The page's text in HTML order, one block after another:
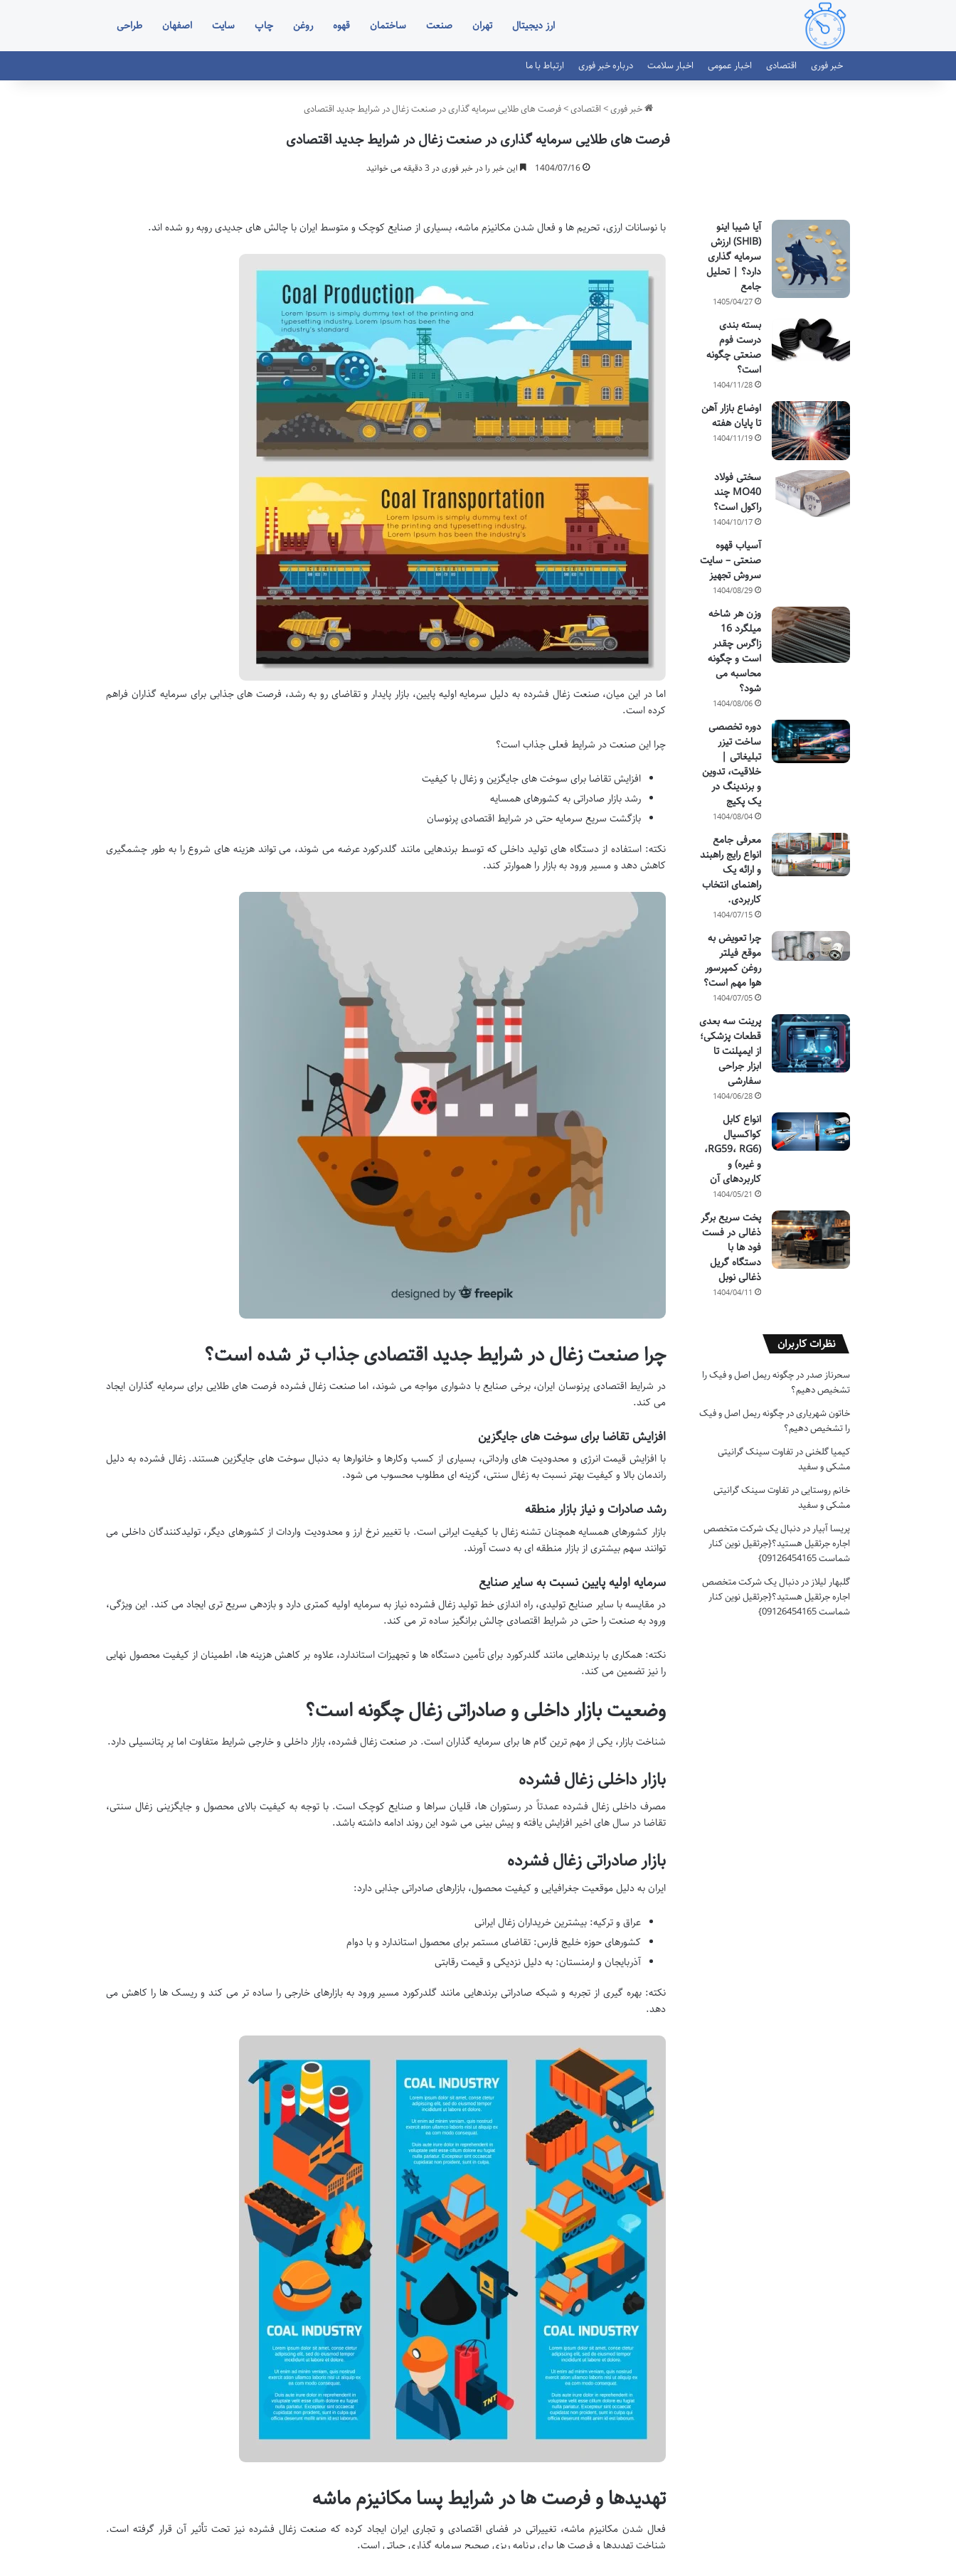
ارز دیجیتال تهران صنعت ساختمان قهوه روغن چاپ سایت اصفهان طراحی
خبر فوری اقتصادی اخبار عمومی اخبار سلامت درباره خبر فوری ارتباط با ما
خبر فوری> اقتصادی>فرصت های طلایی سرمایه گذاری در صنعت زغال در شرایط جدید اقتصادی
فرصت های طلایی سرمایه گذاری در صنعت زغال در شرایط جدید اقتصادی
1404/07/16 این خبر را در خبر فوری در 3 دقیقه می خوانید
با نوسانات ارزی، تحریم ها و فعال شدن مکانیزم ماشه، بسیاری از صنایع کوچک و متوسط ایران با چالش های جدیدی روبه رو شده اند.
اما در این میان، صنعت زغال فشرده به دلیل سرمایه اولیه پایین، بازار پایدار و تقاضای رو به رشد، فرصت های جذابی برای سرمایه گذاران فراهم
کرده است.
چرا این صنعت در شرایط فعلی جذاب است؟
افزایش تقاضا برای سوخت های جایگزین و زغال با کیفیت
رشد بازار صادراتی به کشورهای همسایه
بازگشت سریع سرمایه حتی در شرایط اقتصادی پرنوسان
نکته: استفاده از دستگاه های تولید داخلی که توسط برندهایی مانند گلدرکورد عرضه می شوند، می تواند هزینه های شروع را به طور چشمگیری
کاهش دهد و مسیر ورود به بازار را هموارتر کند.
چرا صنعت زغال در شرایط جدید اقتصادی جذاب تر شده است؟
در شرایط اقتصادی پرنوسان ایران، برخی صنایع با دشواری مواجه می شوند، اما صنعت زغال فشرده فرصت های طلایی برای سرمایه گذاران ایجاد
می کند.
افزایش تقاضا برای سوخت های جایگزین
با افزایش قیمت انرژی و محدودیت های وارداتی، بسیاری از کسب وکارها و خانوارها به دنبال سوخت های جایگزین هستند. زغال فشرده به دلیل
راندمان بالا و کیفیت بهتر نسبت به زغال سنتی، گزینه ای مطلوب محسوب می شود.
رشد صادرات و نیاز بازار منطقه
بازار کشورهای همسایه همچنان تشنه زغال با کیفیت ایرانی است. با تغییر نرخ ارز و محدودیت واردات از کشورهای دیگر، تولیدکنندگان داخلی می
توانند سهم بیشتری از بازار منطقه ای به دست آورند.
سرمایه اولیه پایین نسبت به سایر صنایع
در مقایسه با سایر صنایع تولیدی، راه اندازی خط تولید زغال فشرده نیاز به سرمایه اولیه کمتری دارد و بازدهی سریع تری ایجاد می کند. این ویژگی،
ورود به صنعت را حتی در شرایط اقتصادی چالش برانگیز ساده تر می کند.
نکته: همکاری با برندهایی مانند گلدرکورد برای تأمین دستگاه ها و تجهیزات استاندارد، علاوه بر کاهش هزینه ها، اطمینان از کیفیت محصول نهایی
را نیز تضمین می کند.
وضعیت بازار داخلی و صادراتی زغال چگونه است؟
شناخت بازار، یکی از مهم ترین گام ها برای سرمایه گذاران است. در صنعت زغال فشرده، بازار داخلی و خارجی شرایط متفاوت اما پر پتانسیلی دارد.
بازار داخلی زغال فشرده
مصرف داخلی زغال فشرده عمدتاً در رستوران ها، قلیان سراها و صنایع کوچک است. با توجه به کیفیت بالای محصول و جایگزینی زغال سنتی،
تقاضا در سال های اخیر افزایش یافته و پیش بینی می شود این روند ادامه داشته باشد.
بازار صادراتی زغال فشرده
ایران به دلیل موقعیت جغرافیایی و کیفیت محصول، بازارهای صادراتی جذابی دارد:
عراق و ترکیه: بیشترین خریداران زغال ایرانی
کشورهای حوزه خلیج فارس: تقاضای مستمر برای محصول استاندارد و با دوام
آذربایجان و ارمنستان: به دلیل نزدیکی و قیمت رقابتی
نکته: بهره گیری از تجربه و شبکه صادراتی برندهایی مانند گلدرکورد مسیر ورود به بازارهای خارجی را ساده تر می کند و ریسک ها را کاهش می
دهد.
تهدیدها و فرصت ها در شرایط پسا مکانیزم ماشه
فعال شدن مکانیزم ماشه، تغییراتی در فضای اقتصادی و تجاری ایران ایجاد کرده که صنعت زغال فشرده نیز تحت تأثیر آن قرار گرفته است.
شناخت تهدیدها و فرصت ها برای برنامه ریزی صحیح سرمایه گذاری حیاتی است.
آیا شیبا اینو
(SHIB) ارزش
سرمایه گذاری
دارد؟ | تحلیل
جامع
1405/04/27
بسته بندی
درست فوم
صنعتی چگونه
است؟
1404/11/28
اوضاع بازار آهن
تا پایان هفته
1404/11/19
سختی فولاد
MO40 چند
راکول است؟
1404/10/17
آسیاب قهوه
صنعتی – سایت
سروش تجهیز
1404/08/29
وزن هر شاخه
میلگرد 16
زاگرس چقدر
است و چگونه
محاسبه می
شود؟
1404/08/06
دوره تخصصی
ساخت تیزر
تبلیغاتی |
خلاقیت، تدوین
و برندینگ در
یک پکیج
1404/08/04
معرفی جامع
انواع رایج راهبند
و ارائه یک
راهنمای انتخاب
کاربردی.
1404/07/15
چرا تعویض به
موقع فیلتر
روغن کمپرسور
هوا مهم است؟
1404/07/05
پرینت سه بعدی
قطعات پزشکی؛
از ایمپلنت تا
ابزار جراحی
سفارشی
1404/06/28
انواع کابل
کواکسیال
(RG59، RG6،
و غیره) و
کاربردهای آن
1404/05/21
پخت سریع برگر
ذغالی در فست
فود ها با
دستگاه گریل
ذغالی نوبل
1404/04/11
نظرات کاربران
سحرناز صدر درچگونه ریمل اصل و فیک را
تشخیص دهیم؟
خاتون شهریاریدرچگونه ریمل اصل و فیک
را تشخیص دهیم؟
کیمیا گلخنیدرتفاوت سینک گرانیتی
مشکی و سفید
خانم روستاییدرتفاوت سینک گرانیتی
مشکی و سفید
پریسا آبیار دردنبال یک شرکت متخصص
اجاره جرثقیل هستید؟{جرثقیل نوین کنار
شماست 09126454165}
گلبهار لیلاز دردنبال یک شرکت متخصص
اجاره جرثقیل هستید؟{جرثقیل نوین کنار
شماست 09126454165}